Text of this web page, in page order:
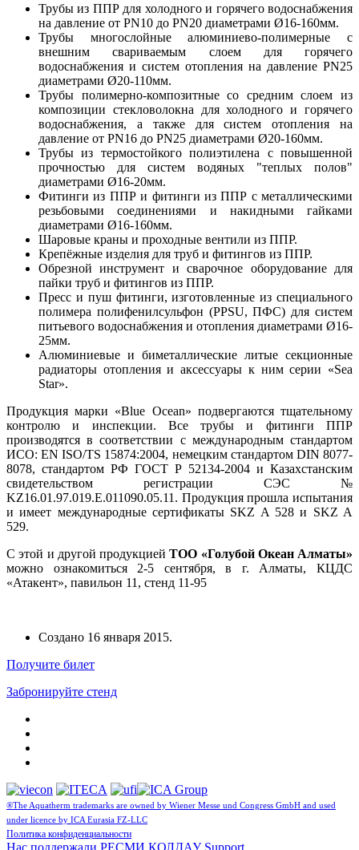
Трубы из ППР для холодного и горячего водоснабжения
на давление от PN10 до PN20 диаметрами Ø16-160мм.
Трубы многослойные алюминиево-полимерные с
внешним свариваемым слоем для горячего
водоснабжения и систем отопления на давление PN25
диаметрами Ø20-110мм.
Трубы полимерно-композитные со средним слоем из
композиции стекловолокна для холодного и горячего
водоснабжения, а также для систем отопления на
давление от PN16 до PN25 диаметрами Ø20-160мм.
Трубы из термостойкого полиэтилена с повышенной
прочностью для систем водяных "теплых полов"
диаметрами Ø16-20мм.
Фитинги из ППР и фитинги из ППР с металлическими
резьбовыми соединениями и накидными гайками
диаметрами Ø16-160мм.
Шаровые краны и проходные вентили из ППР.
Крепёжные изделия для труб и фитингов из ППР.
Обрезной инструмент и сварочное оборудование для
пайки труб и фитингов из ППР.
Пресс и пуш фитинги, изготовленные из специального
полимера полифенилсульфон (PPSU, ПФС) для систем
питьевого водоснабжения и отопления диаметрами Ø16-
25мм.
Алюминиевые и биметаллические литые секционные
радиаторы отопления и аксессуары к ним серии «Sea
Star».
Продукция марки «Blue Ocean» подвергаются тщательному
контролю и инспекции. Все трубы и фитинги ППР
производятся в соответствии с международным стандартом
ИСО: EN ISO/TS 15874:2004, немецким стандартом DIN 8077-
8078, стандартом РФ ГОСТ Р 52134-2004 и Казахстанским
свидетельством регистрации СЭС №
KZ16.01.97.019.E.011090.05.11. Продукция прошла испытания
и имеет международные сертификаты SKZ A 528 и SKZ A
529.
С этой и другой продукциейТОО «Голубой Океан Алматы»
можно ознакомиться 2-5 сентября, в г. Алматы, КЦДС
«Атакент», павильон 11, стенд 11-95
Создано 16 января 2015.
Получите билет
Забронируйте стенд
®The Aquatherm trademarks are owned by Wiener Messe und Congress GmbH and used
under licence by ICA Eurasia FZ-LLC
Политика конфиденциальности
Нас поддержали РЕСМИ ҚОЛДАУ Support